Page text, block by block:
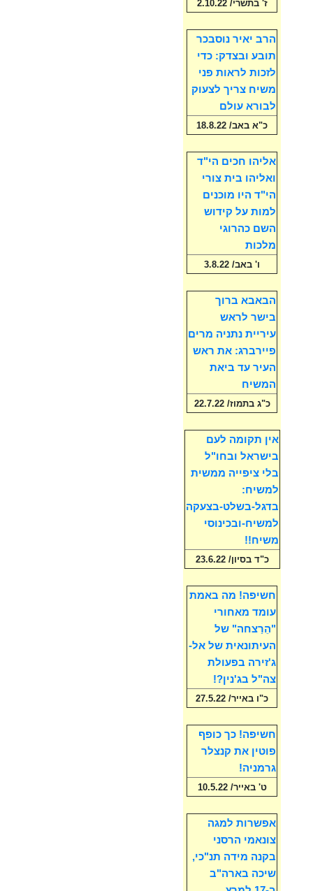
ז' בתשרי/ 2.10.22
הרב יאיר נוסבכר
תובע ובצדק: כדי
לזכות לראות פני
משיח צריך לצעוק
לבורא עולם
כ"א באב/ 18.8.22
אליהו חכים הי"ד
ואליהו בית צורי
הי"ד היו מוכנים
למות על קידוש
השם כהרוגי
מלכות
ו' באב/ 3.8.22
הבאבא ברוך
בישר לראש
עיריית נתניה מרים
פיירברג: את ראש
העיר עד ביאת
המשיח
כ"ג בתמוז/ 22.7.22
אין תקומה לעם
בישראל ובחו"ל
בלי ציפייה ממשית
למשיח:
בדגל-בשלט-בצעקה
למשיח-ובכינוסי
משיח!!
כ"ד בסיון/ 23.6.22
חשיפה! מה באמת
עומד מאחורי
"הֵרַצחה" של
העיתונאית של אל-
ג'זירה בפעולת
צה"ל בג'נין?!
כ"ו באייר/ 27.5.22
חשיפה! כך כופף
פוטין את קנצלר
גרמניה!
ט' באייר/ 10.5.22
אפשרות למגה
צונאמי הרסני
בקנה מידה תנ"כי,
שיכה בארה"ב